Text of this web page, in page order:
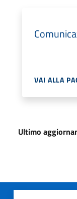
VAI ALLA
Ultimo